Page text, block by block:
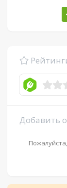
Добавить
Пожалуйста,